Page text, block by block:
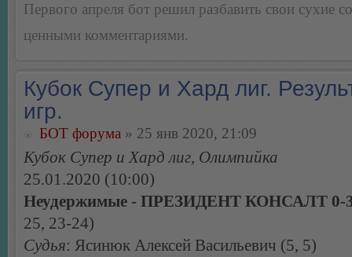
Первого апреля бот решил разбавить свои сухие
ценными комментариями.
Кубок Супер и Хард лиг.
игр.
БОТ форума » 25 янв 2020, 21:09
Кубок Супер и Хард лиг, Олимпийка
25.01.2020 (10:00)
Неудержимые - ПРЕЗИДЕНТ КОНСАЛТ 0-
25, 23-24)
Судья: Ясинюк Алексей Васильевич (5, 5)